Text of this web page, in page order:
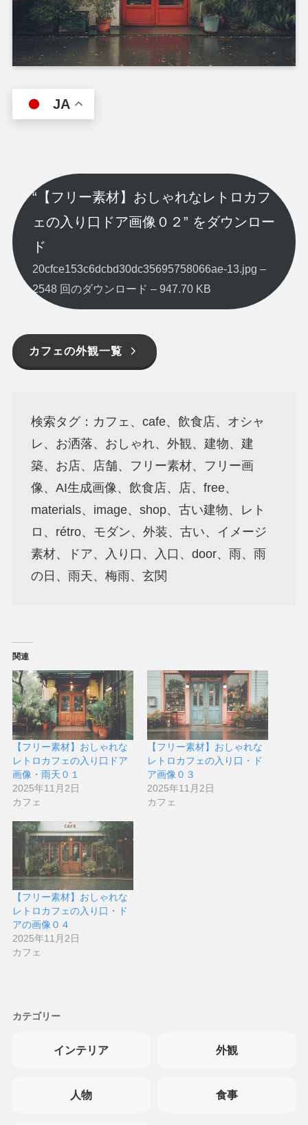
JA
“【フリー素材】おしゃれなレトロカフ
ェの入り口ドア画像０２” をダウンロー
ド
20cfce153c6dcbd30dc35695758066ae-13.jpg –
2548 回のダウンロード – 947.70 KB
カフェの外観一覧
検索タグ：カフェ、cafe、飲食店、オシャ
レ、お洒落、おしゃれ、外観、建物、建
築、お店、店舗、フリー素材、フリー画
像、AI生成画像、飲食店、店、free、
materials、image、shop、古い建物、レト
ロ、rétro、モダン、外装、古い、イメージ
素材、ドア、入り口、入口、door、雨、雨
の日、雨天、梅雨、玄関
関連
【フリー素材】おしゃれな
レトロカフェの入り口ドア
画像・雨天０１
2025年11月2日
カフェ
【フリー素材】おしゃれな
レトロカフェの入り口・ド
ア画像０３
2025年11月2日
カフェ
【フリー素材】おしゃれな
レトロカフェの入り口・ド
アの画像０４
2025年11月2日
カフェ
カテゴリー
インテリア 外観
人物 食事